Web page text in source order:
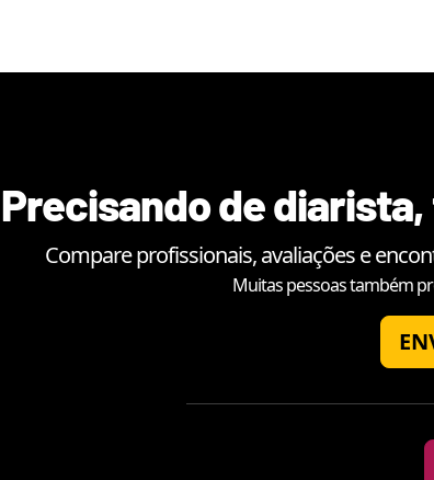
Precisando de
Compare profissionais, avaliações e
Muitas pessoas também